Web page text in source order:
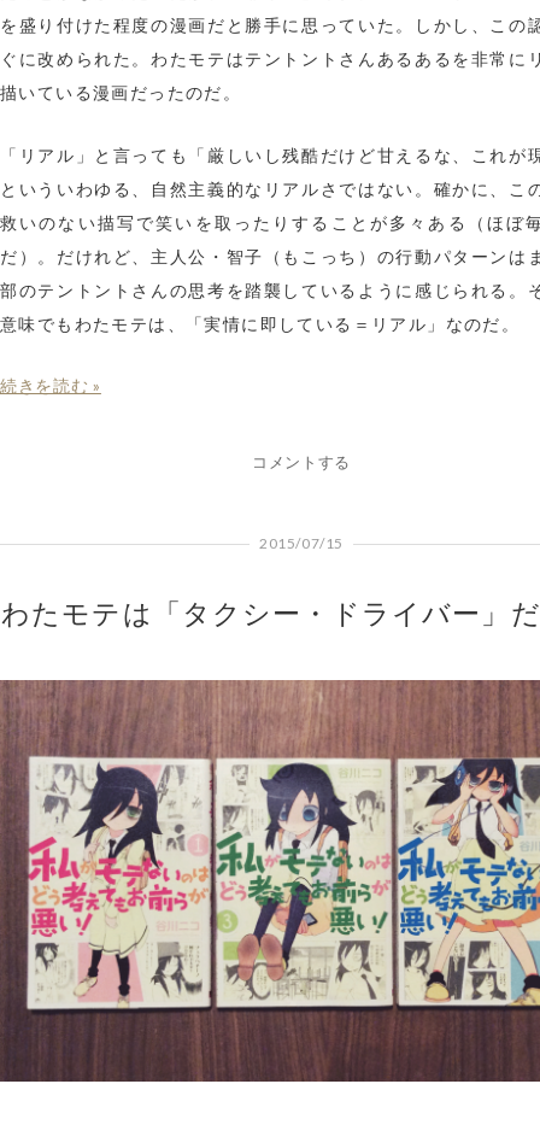
を盛り付けた程度の漫画だと勝手に思っていた。しかし、この
ぐに改められた。わたモテはテントントさんあるあるを非常に
描いている漫画だったのだ。
「リアル」と言っても「厳しいし残酷だけど甘えるな、これが
といういわゆる、自然主義的なリアルさではない。確かに、こ
救いのない描写で笑いを取ったりすることが多々ある（ほぼ
だ）。だけれど、主人公・智子（もこっち）の行動パターンは
部のテントントさんの思考を踏襲しているように感じられる。
意味でもわたモテは、「実情に即している＝リアル」なのだ。
続きを読む »
コメントする
2015/07/15
わたモテは「タクシー・ドライバー」